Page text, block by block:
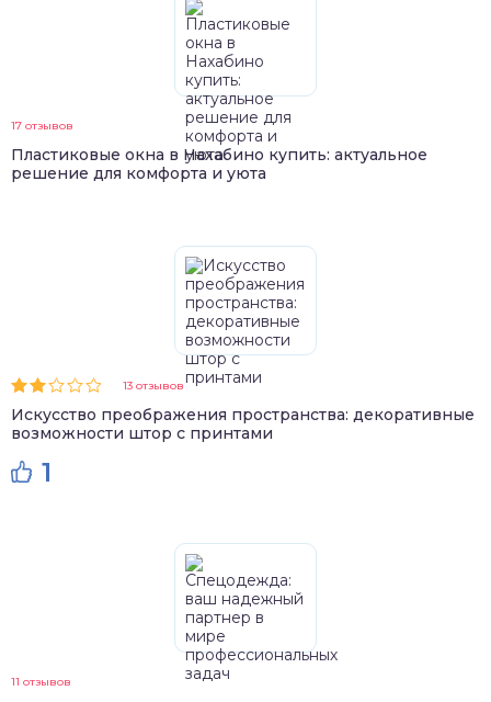
17 отзывов
Пластиковые окна в Нахабино купить: актуальное
решение для комфорта и уюта
13 отзывов
Искусство преображения пространства: декоративные
возможности штор с принтами
1
11 отзывов